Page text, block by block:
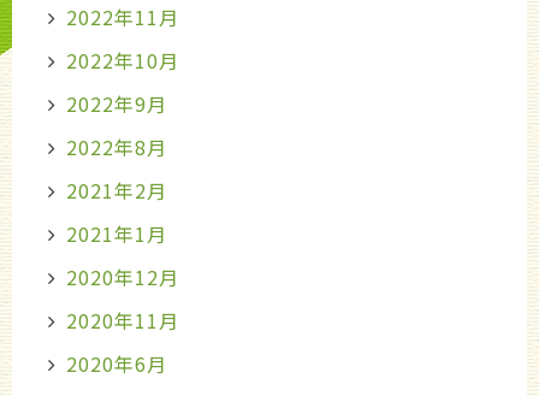
2022年11月
2022年10月
2022年9月
2022年8月
2021年2月
2021年1月
2020年12月
2020年11月
2020年6月